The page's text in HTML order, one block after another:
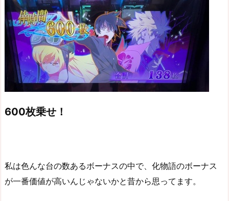
600枚乗せ！
私は色んな台の数あるボーナスの中で、化物語のボーナス
が一番価値が高いんじゃないかと昔から思ってます。